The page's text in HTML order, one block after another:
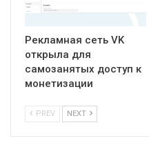
Рекламная сеть VK
открыла для
самозанятых доступ к
монетизации
PREV NEXT